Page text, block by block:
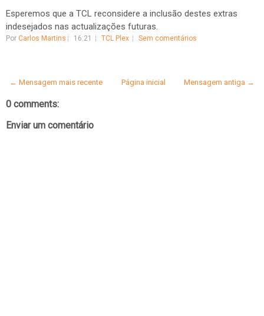
Esperemos que a TCL reconsidere a inclusão destes extras
indesejados nas actualizações futuras.
Por Carlos Martins 16:21 TCL Plex Sem comentários
← Mensagem mais recente Mensagem antiga →
Página inicial
0 comments:
Enviar um comentário